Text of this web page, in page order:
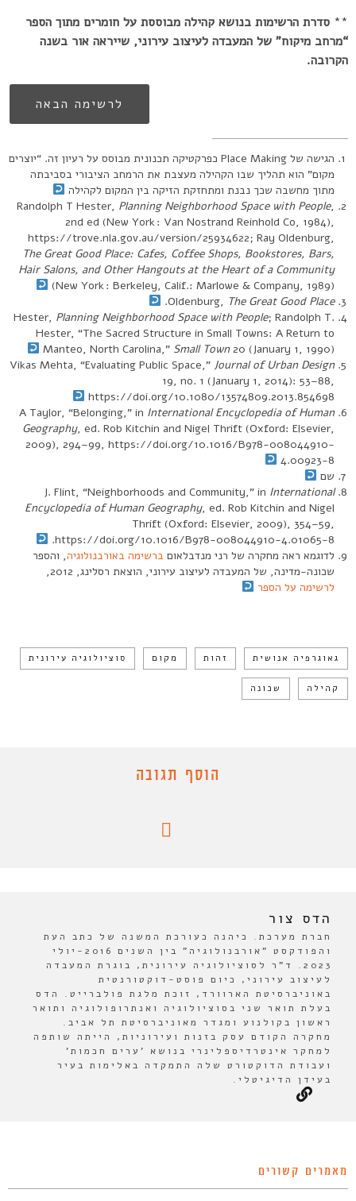
** סדרת הרשימות בנושא קהילה מבוססת על חומרים מתוך הספר
“מרחב מיקוח” של המעבדה לעיצוב עירוני, שייראה אור בשנה
הקרובה.
לרשימה הבאה
הגישה של Place Making כפרקטיקה תכנונית מבוסס על רעיון זה. “יוצרים
מקום” הוא תהליך שבו הקהילה מעצבת את הרמחב הציבורי בסביבתה
מתוך מחשבה שכך נבנת ומתחזקת הזיקה בין המקום לקהילה
Randolph T Hester, Planning Neighborhood Space with People,
2nd ed (New York : Van Nostrand Reinhold Co, 1984),
https://trove.nla.gov.au/version/25934622; Ray Oldenburg,
The Great Good Place: Cafes, Coffee Shops, Bookstores, Bars,
Hair Salons, and Other Hangouts at the Heart of a Community
(New York : Berkeley, Calif.: Marlowe & Company, 1989)
Oldenburg, The Great Good Place
.
Hester, Planning Neighborhood Space with People; Randolph T.
Hester, “The Sacred Structure in Small Towns: A Return to
Manteo, North Carolina,” Small Town20 (January 1, 1990)
Vikas Mehta, “Evaluating Public Space,” Journal of Urban Design
19, no. 1 (January 1, 2014): 53–88,
https://doi.org/10.1080/13574809.2013.854698
A Taylor, “Belonging,” in International Encyclopedia of Human
Geography, ed. Rob Kitchin and Nigel Thrift (Oxford: Elsevier,
2009), 294–99, https://doi.org/10.1016/B978-008044910-
4.00923-8
שם
J. Flint, “Neighborhoods and Community,” in International
Encyclopedia of Human Geography, ed. Rob Kitchin and Nigel
Thrift (Oxford: Elsevier, 2009), 354–59,
https://doi.org/10.1016/B978-008044910-4.01065-8.
לדוגמא ראה מחקרה של רני מנדבלאום ברשימה באורבנולוגיה, והספר
שכונה-מדינה, של המעבדה לעיצוב עירוני, הוצאת רסלינג, 2012,
לרשימה על הספר
גאוגרפיה אנושית זהות מקום סוציולוגיה עירונית
קהילה שכונה
הוסף תגובה
הדס צור
חברת מערכת. כיהנה כעורכת המשנה של כתב העת
והפודקסט "אורבנולוגיה" בין השנים 2016-יולי
2023. ד"ר לסוציולוגיה עירונית, בוגרת המעבדה
לעיצוב עירוני, כיום פוסט-דוקטורנטית
באוניברסיטת הארוורד, זוכת מלגת פולברייט. הדס
בעלת תואר שני בסוציולוגיה ואנתרופולוגיה ותואר
ראשון בקולנוע ומגדר מאוניברסיטת תל אביב.
מחקרה הקודם עסק בזנות ועירוניות, הייתה שותפה
למחקר אינטרדיספלינרי בנושא 'ערים חכמות'
ועבודת הדוקטורט שלה התמקדה באלימות בעיר
בעידן הדיגיטלי.
מאמרים קשורים